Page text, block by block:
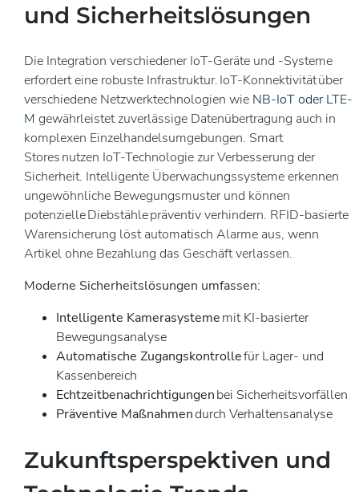
und Sicherheitslösungen
Die Integration verschiedener IoT-Geräte und -Systeme
erfordert eine robuste Infrastruktur. IoT-Konnektivität über
verschiedene Netzwerktechnologien wie NB-IoT oder LTE-
M gewährleistet zuverlässige Datenübertragung auch in
komplexen Einzelhandelsumgebungen. Smart
Stores nutzen IoT-Technologie zur Verbesserung der
Sicherheit. Intelligente Überwachungssysteme erkennen
ungewöhnliche Bewegungsmuster und können
potenzielle Diebstähle präventiv verhindern. RFID-basierte
Warensicherung löst automatisch Alarme aus, wenn
Artikel ohne Bezahlung das Geschäft verlassen.
Moderne Sicherheitslösungen umfassen:
Intelligente Kamerasystememit KI-basierter
Bewegungsanalyse
Automatische Zugangskontrollefür Lager- und
Kassenbereich
Echtzeitbenachrichtigungenbei Sicherheitsvorfällen
Präventive Maßnahmendurch Verhaltensanalyse
Zukunftsperspektiven und